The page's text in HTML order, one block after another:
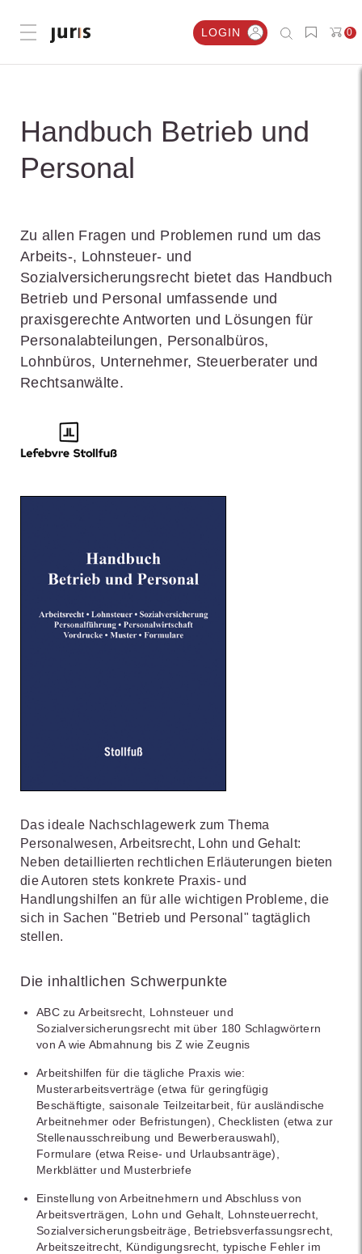
Menü öffnen LOGIN 0
Handbuch Betrieb und
Personal
Zu allen Fragen und Problemen rund um das
Arbeits-, Lohnsteuer- und
Sozialversicherungsrecht bietet das Handbuch
Betrieb und Personal umfassende und
praxisgerechte Antworten und Lösungen für
Personalabteilungen, Personalbüros,
Lohnbüros, Unternehmer, Steuerberater und
Rechtsanwälte.
Das ideale Nachschlagewerk zum Thema
Personalwesen, Arbeitsrecht, Lohn und Gehalt:
Neben detaillierten rechtlichen Erläuterungen bieten
die Autoren stets konkrete Praxis- und
Handlungshilfen an für alle wichtigen Probleme, die
sich in Sachen "Betrieb und Personal" tagtäglich
stellen.
Die inhaltlichen Schwerpunkte
ABC zu Arbeitsrecht, Lohnsteuer und
Sozialversicherungsrecht mit über 180 Schlagwörtern
von A wie Abmahnung bis Z wie Zeugnis
Arbeitshilfen für die tägliche Praxis wie:
Musterarbeitsverträge (etwa für geringfügig
Beschäftigte, saisonale Teilzeitarbeit, für ausländische
Arbeitnehmer oder Befristungen), Checklisten (etwa zur
Stellenausschreibung und Bewerberauswahl),
Formulare (etwa Reise- und Urlaubsanträge),
Merkblätter und Musterbriefe
Einstellung von Arbeitnehmern und Abschluss von
Arbeitsverträgen, Lohn und Gehalt, Lohnsteuerrecht,
Sozialversicherungsbeiträge, Betriebsverfassungsrecht,
Arbeitszeitrecht, Kündigungsrecht, typische Fehler im